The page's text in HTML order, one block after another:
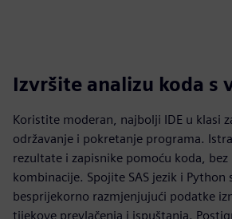
Izvršite analizu koda s
Koristite moderan, najbolji IDE u klasi
održavanje i pokretanje programa.
rezultate i zapisnike pomoću koda, bez
kombinacije. Spojite SAS jezik i Python
besprijekorno razmjenjujući podatke
tijekove prevlačenja i ispuštanja.